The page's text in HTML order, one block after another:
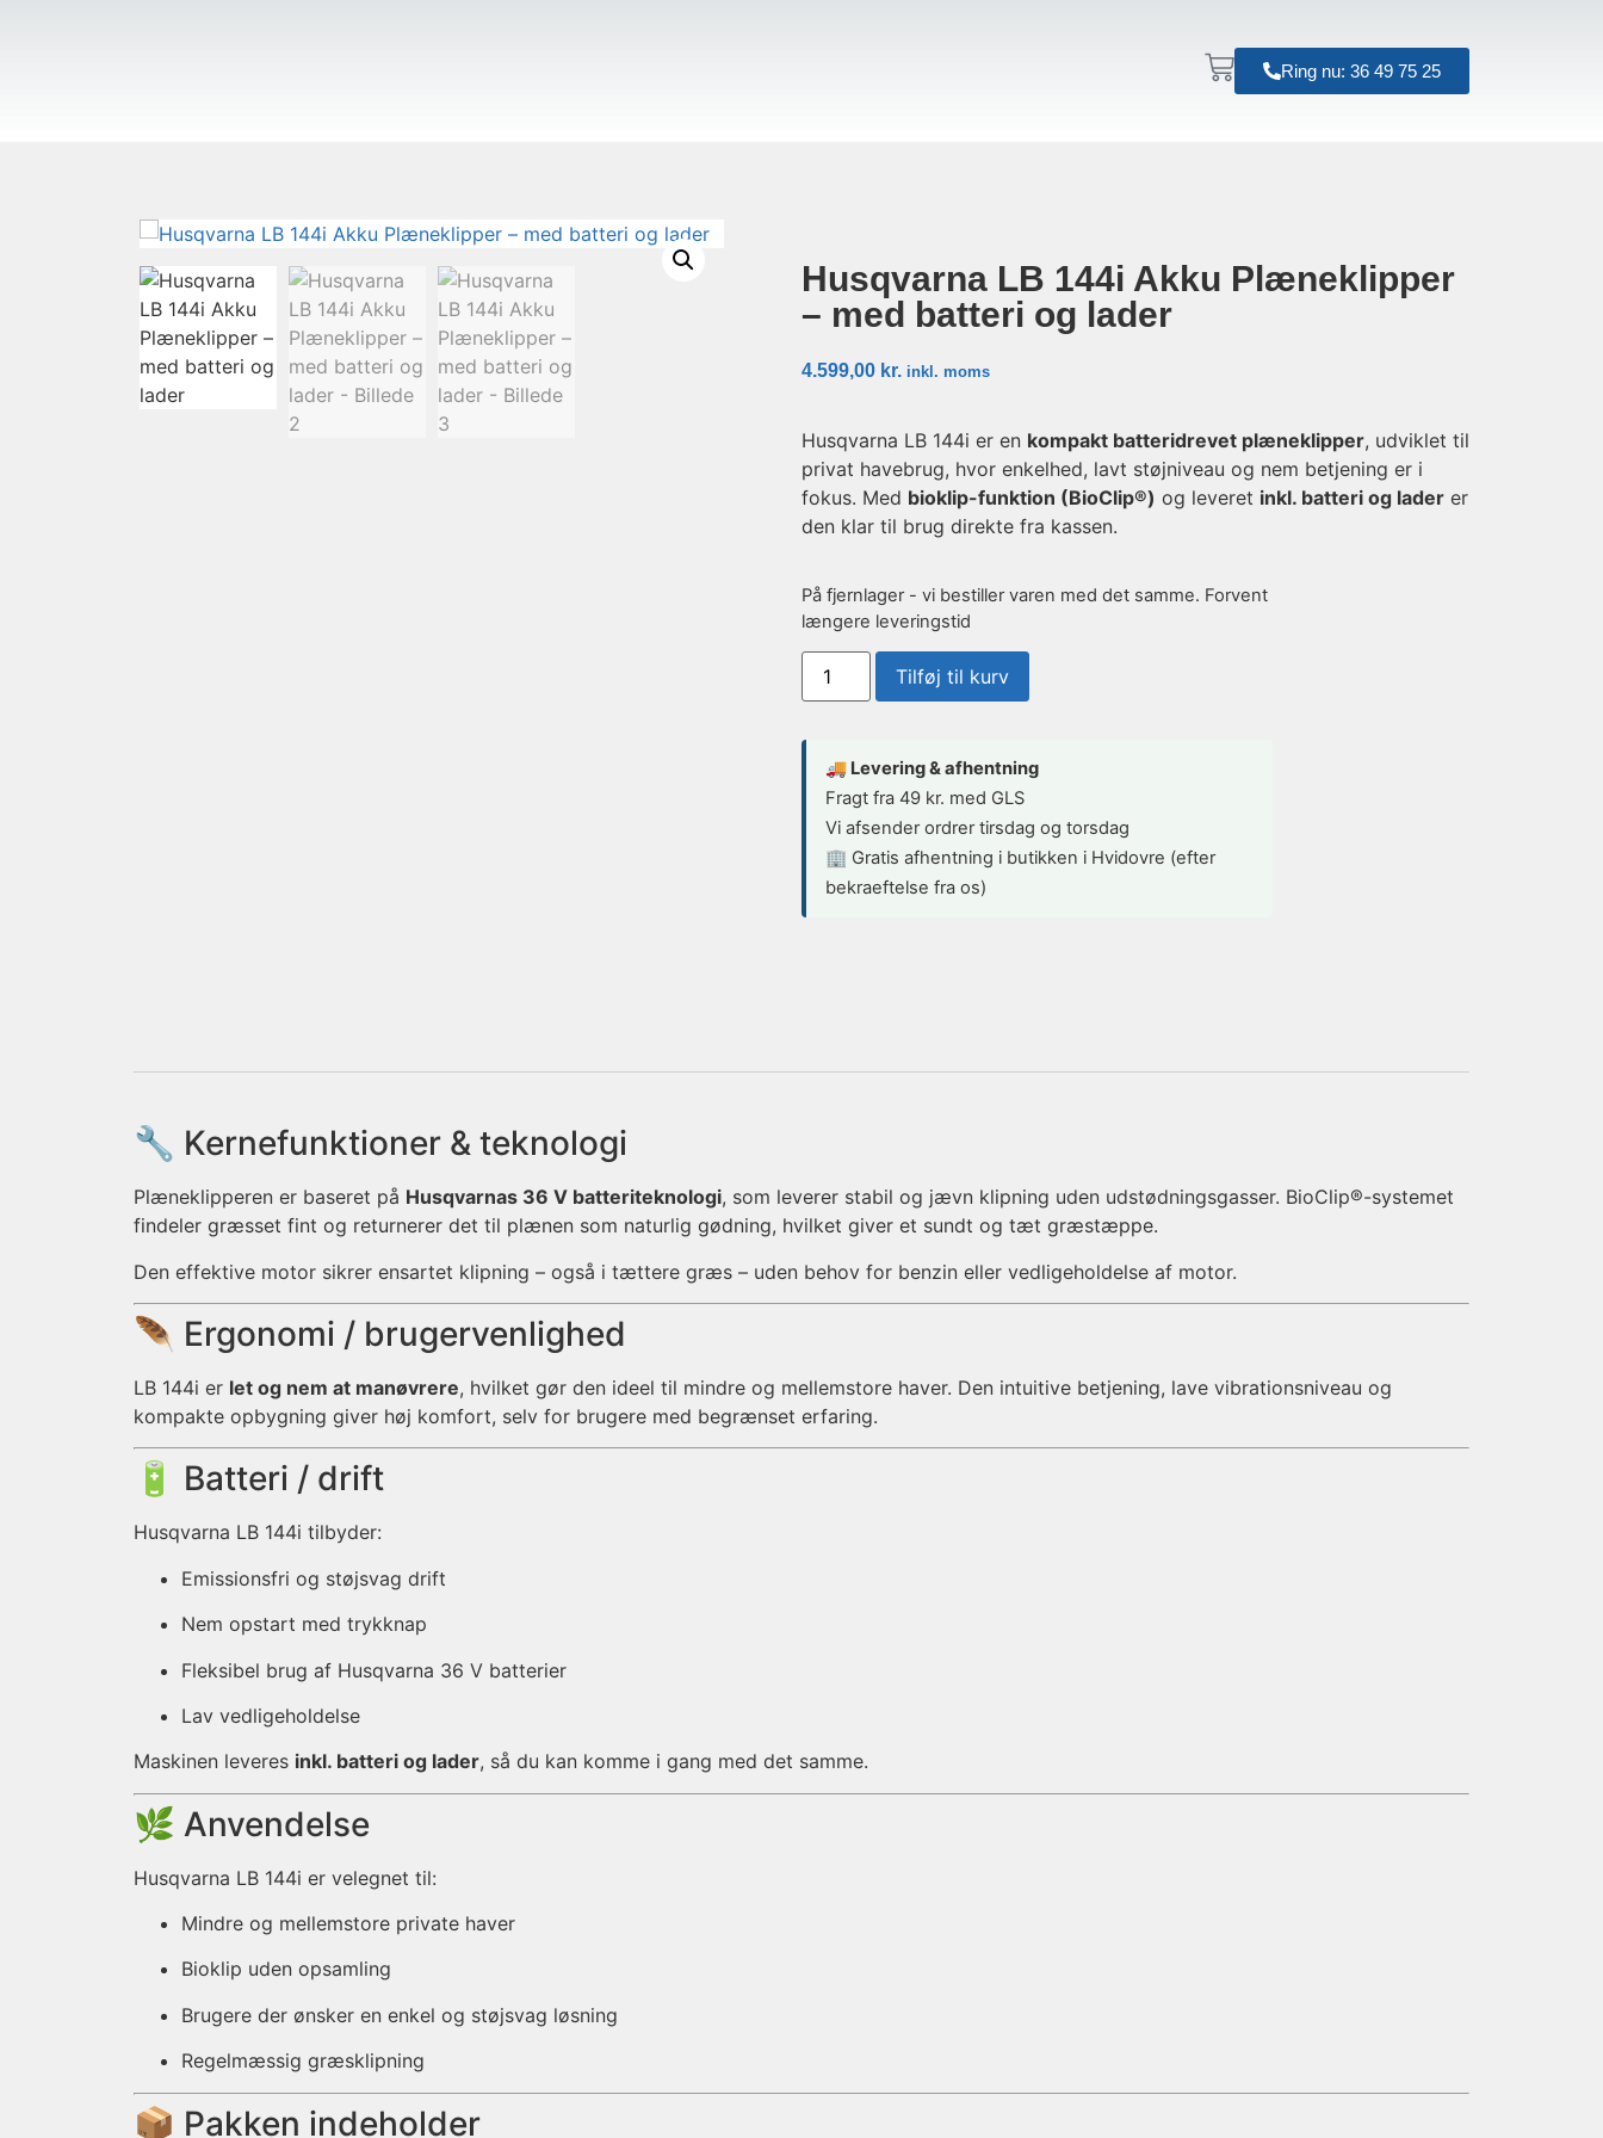
Ring nu: 36 49 75 25
Husqvarna LB 144i Akku Plæneklipper
– med batteri og lader
4.599,00 kr. inkl. moms
Husqvarna LB 144i er en kompakt batteridrevet plæneklipper, udviklet til
privat havebrug, hvor enkelhed, lavt støjniveau og nem betjening er i
fokus. Med bioklip-funktion (BioClip®) og leveret inkl. batteri og lader er
den klar til brug direkte fra kassen.
På fjernlager - vi bestiller varen med det samme. Forvent
længere leveringstid
Tilføj til kurv
🚚 Levering & afhentning
Fragt fra 49 kr. med GLS
Vi afsender ordrer tirsdag og torsdag
🏢 Gratis afhentning i butikken i Hvidovre (efter
bekraeftelse fra os)
🔧 Kernefunktioner & teknologi
Plæneklipperen er baseret på Husqvarnas 36 V batteriteknologi, som leverer stabil og jævn klipning uden udstødningsgasser. BioClip®-systemet
findeler græsset fint og returnerer det til plænen som naturlig gødning, hvilket giver et sundt og tæt græstæppe.
Den effektive motor sikrer ensartet klipning – også i tættere græs – uden behov for benzin eller vedligeholdelse af motor.
🪶 Ergonomi / brugervenlighed
LB 144i er let og nem at manøvrere, hvilket gør den ideel til mindre og mellemstore haver. Den intuitive betjening, lave vibrationsniveau og
kompakte opbygning giver høj komfort, selv for brugere med begrænset erfaring.
🔋 Batteri / drift
Husqvarna LB 144i tilbyder:
Emissionsfri og støjsvag drift
Nem opstart med trykknap
Fleksibel brug af Husqvarna 36 V batterier
Lav vedligeholdelse
Maskinen leveres inkl. batteri og lader, så du kan komme i gang med det samme.
🌿 Anvendelse
Husqvarna LB 144i er velegnet til:
Mindre og mellemstore private haver
Bioklip uden opsamling
Brugere der ønsker en enkel og støjsvag løsning
Regelmæssig græsklipning
📦 Pakken indeholder